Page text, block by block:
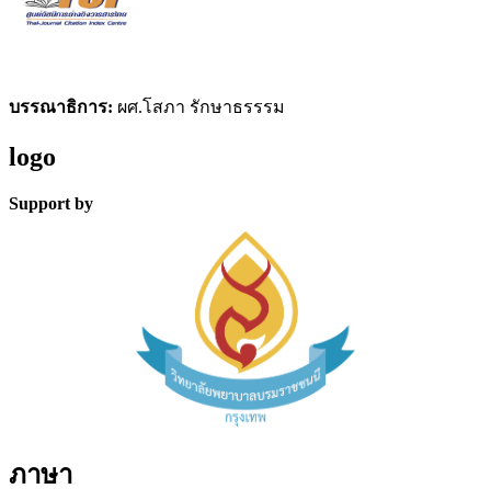
บรรณาธิการ: ผศ.โสภา รักษาธรรรม
logo
Support by
ภาษา